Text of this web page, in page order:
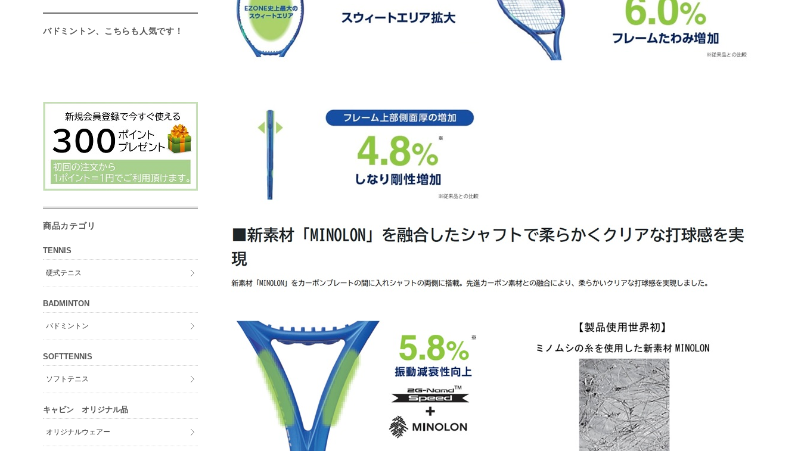
バドミントン、こちらも人気です！
商品カテゴリ
TENNIS
硬式テニス
BADMINTON
バドミントン
SOFTTENNIS
ソフトテニス
キャビン オリジナル品
オリジナルウェアー